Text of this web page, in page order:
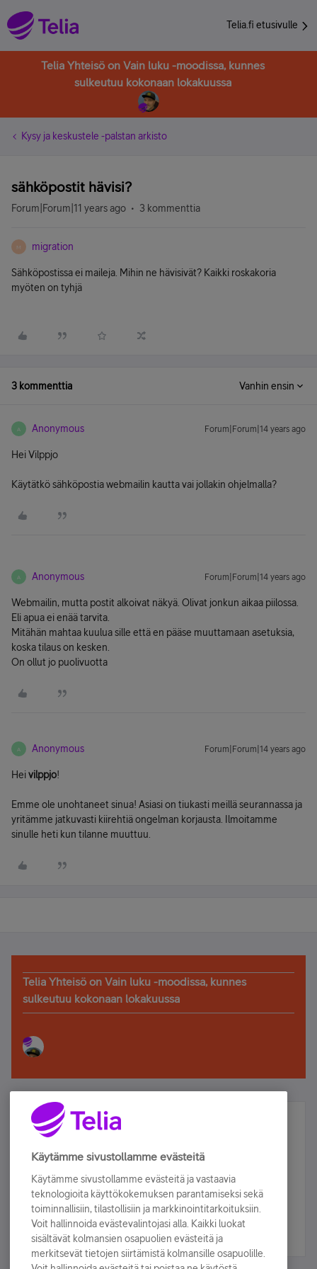
Telia.fi etusivulle
Telia Yhteisö on Vain luku -moodissa, kunnes
sulkeutuu kokonaan lokakuussa
Kysy ja keskustele -palstan arkisto
sähköpostit hävisi?
Forum|Forum|11 years ago 3 kommenttia
M migration
Sähköpostissa ei maileja. Mihin ne hävisivät? Kaikki roskakoria
myöten on tyhjä
3 kommenttia Vanhin ensin
A Anonymous Forum|Forum|14 years ago
Hei Vilppjo
Käytätkö sähköpostia webmailin kautta vai jollakin ohjelmalla?
A Anonymous Forum|Forum|14 years ago
Webmailin, mutta postit alkoivat näkyä. Olivat jonkun aikaa piilossa.
Eli apua ei enää tarvita.
Mitähän mahtaa kuulua sille että en pääse muuttamaan asetuksia,
koska tilaus on kesken.
On ollut jo puolivuotta
A Anonymous Forum|Forum|14 years ago
Heivilppjo!
Emme ole unohtaneet sinua! Asiasi on tiukasti meillä seurannassa ja
yritämme jatkuvasti kiirehtiä ongelman korjausta. Ilmoitamme
sinulle heti kun tilanne muuttuu.
Telia Yhteisö on Vain luku -moodissa, kunnes
sulkeutuu kokonaan lokakuussa
Älä jää paitsi – osallistu ja voita!
Tilaa Telian uutiskirje ja olet mukana arvonnassa.
sähköpostiisi.
Tilaa nyt
Käytämme sivustollamme evästeitä
Käytämme sivustollamme evästeitä ja vastaavia
teknologioita käyttökokemuksen parantamiseksi sekä
toiminnallisiin, tilastollisiin ja markkinointitarkoituksiin.
Voit hallinnoida evästevalintojasi alla. Kaikki luokat
sisältävät kolmansien osapuolien evästeitä ja
merkitsevät tietojen siirtämistä kolmansille osapuolille.